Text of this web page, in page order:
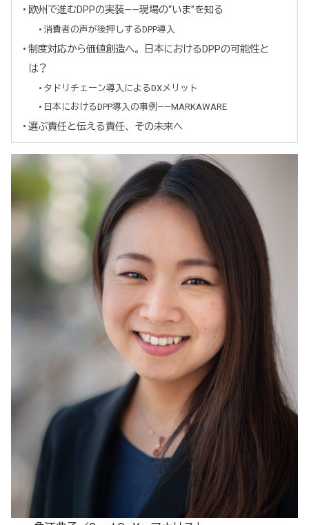
欧州で進むDPPの実装——現場の“いま”を知る
消費者の声が後押しするDPP導入
制度対応から価値創造へ。日本におけるDPPの可能性と
は？
タドリチェーン導入によるDXメリット
日本におけるDPP導入の事例——MARKAWARE
選ぶ責任と伝える責任、その未来へ